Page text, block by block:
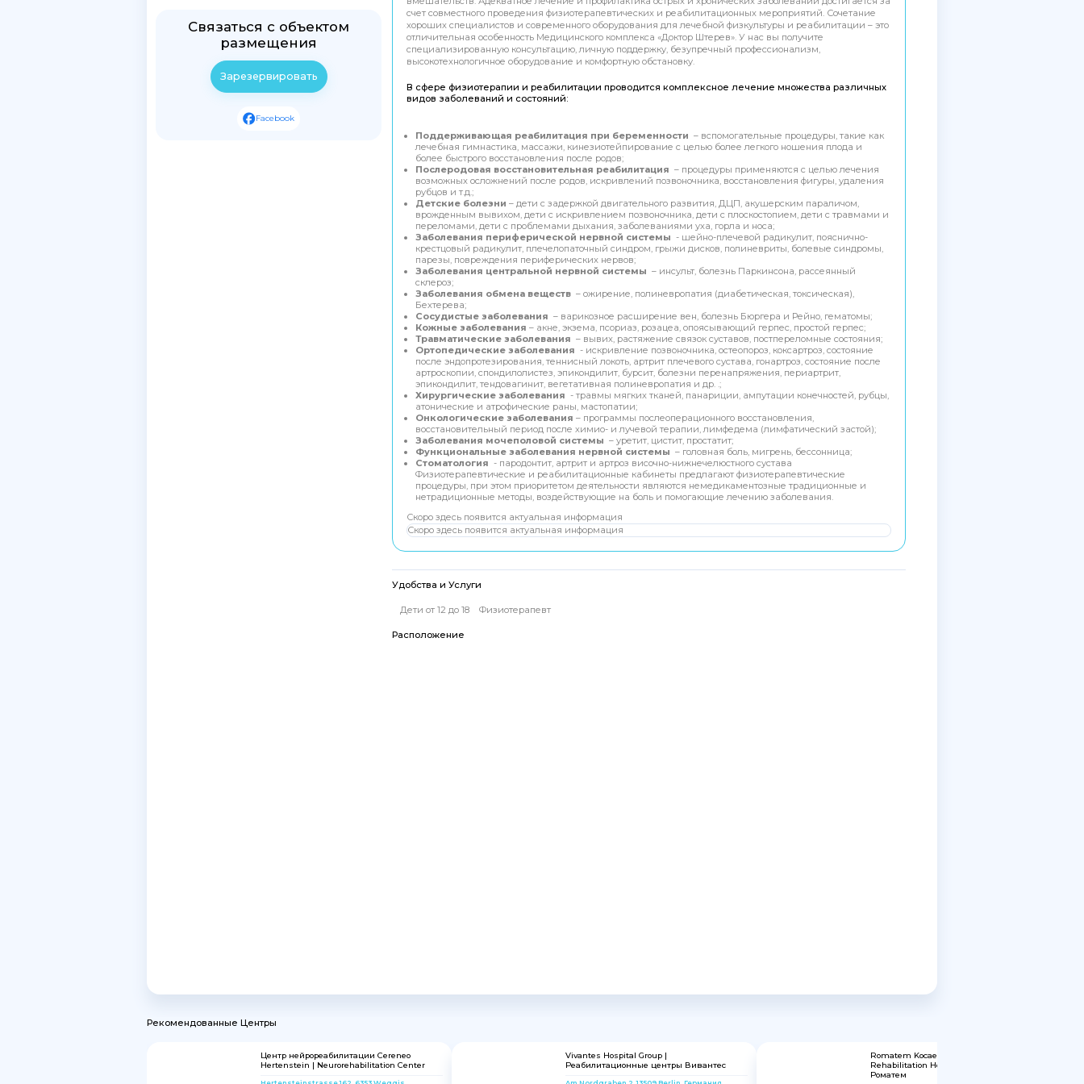
Связаться с объектом
размещения
Зарезервировать
Facebook
счет совместного проведения физиотерапевтических и реабилитационных мероприятий. Сочетание
хороших специалистов и современного оборудования для лечебной физкультуры и реабилитации – это
отличительная особенность Медицинского комплекса «Доктор Штерев».У нас вы получите
специализированную консультацию, личную поддержку, безупречный профессионализм,
высокотехнологичное оборудование и комфортную обстановку.
В сфере физиотерапии и реабилитации проводится комплексное лечение множества различных
видов заболеваний и состояний:
Поддерживающая реабилитация при беременности – вспомогательные процедуры, такие как
лечебная гимнастика, массажи, кинезиотейпирование с целью более легкого ношения плода и
более быстрого восстановления после родов;
Послеродовая восстановительная реабилитация – процедуры применяются с целью лечения
возможных осложнений после родов, искривлений позвоночника, восстановления фигуры, удаления
рубцов и т.д.;
Детские болезни – дети с задержкой двигательного развития, ДЦП, акушерским параличом,
врожденным вывихом, дети с искривлением позвоночника, дети с плоскостопием, дети с травмами и
переломами, дети с проблемами дыхания, заболеваниями уха, горла и носа;
Заболевания периферической нервной системы - шейно-плечевой радикулит, пояснично-
крестцовый радикулит, плечелопаточный синдром, грыжи дисков, полиневриты, болевые синдромы,
парезы, повреждения периферических нервов;
Заболевания центральной нервной системы – инсульт, болезнь Паркинсона, рассеянный
склероз;
Заболевания обмена веществ– ожирение, полиневропатия (диабетическая, токсическая),
Бехтерева;
Сосудистые заболевания – варикозное расширение вен, болезнь Бюргера и Рейно, гематомы;
Кожные заболевания – акне, экзема, псориаз, розацеа, опоясывающий герпес, простой герпес;
Травматические заболевания – вывих, растяжение связок суставов, постпереломные состояния;
Ортопедические заболевания - искривление позвоночника, остеопороз, коксартроз, состояние
после эндопротезирования, теннисный локоть, артрит плечевого сустава, гонартроз, состояние после
артроскопии, спондилолистез, эпикондилит, бурсит, болезни перенапряжения, периартрит,
эпикондилит, тендовагинит, вегетативная полиневропатия и др. .;
Хирургические заболевания - травмы мягких тканей, панариции, ампутации конечностей, рубцы,
атонические и атрофические раны, мастопатии;
Онкологические заболевания – программы послеоперационного восстановления,
восстановительный период после химио- и лучевой терапии, лимфедема (лимфатический застой);
Заболевания мочеполовой системы – уретит, цистит, простатит;
Функциональные заболевания нервной системы – головная боль, мигрень, бессонница;
Стоматология - пародонтит, артрит и артроз височно-нижнечелюстного сустава
Физиотерапевтические и реабилитационные кабинеты предлагают физиотерапевтические
процедуры, при этом приоритетом деятельности являются немедикаментозные традиционные и
нетрадиционные методы, воздействующие на боль и помогающие лечению заболевания.
Скоро здесь появится актуальная информация
Скоро здесь появится актуальная информация
Удобства и Услуги
Дети от 12 до 18 Физиотерапевт
Расположение
Рекомендованные Центры
Центр нейрореабилитации Cereneo
Hertenstein | Neurorehabilitation Center
Vivantes Hospital Group |
Реабилитационные центры Вивантес
Romatem Kocaeli Physical Therapy and
Rehabilitation Hospital | Сеть клиник
Роматем